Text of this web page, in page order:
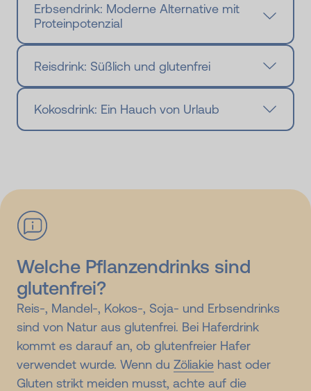
Erbsendrink: Moderne Alternative mit
Proteinpotenzial
Reisdrink: Süßlich und glutenfrei
Kokosdrink: Ein Hauch von Urlaub
Welche Pflanzendrinks sind
glutenfrei?
Reis-, Mandel-, Kokos-, Soja- und Erbsendrinks
sind von Natur aus glutenfrei. Bei Haferdrink
kommt es darauf an, ob glutenfreier Hafer
verwendet wurde. Wenn du Zöliakie hast oder
Gluten strikt meiden musst, achte auf die